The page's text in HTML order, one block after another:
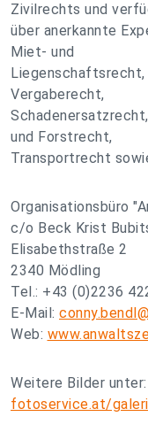
Zivilrechts und
über anerkannte
Miet- und
Vergaberecht,
und Forstrecht,
Transportrecht
Organisationsbüro
c/o Beck Krist
Elisabethstraße 2
2340 Mödling
Tel.: +43 (0)2236
E-Mail:
Web:
Weitere Bilder unter:
fotoservice.at/